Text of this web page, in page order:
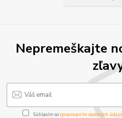
Nepremeškajte
Súhlasím sospracovaním osobných